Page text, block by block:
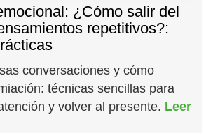
¿Cómo salir del
repetitivos?:
conversaciones y cómo
técnicas sencillas para
y volver al presente. Leer